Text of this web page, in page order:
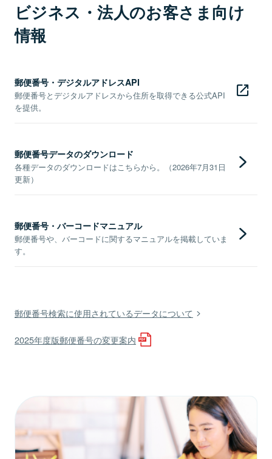
ビジネス・法人のお客さま向け
情報
郵便番号・デジタルアドレスAPI
郵便番号とデジタルアドレスから住所を取得できる公式API
を提供。
郵便番号データのダウンロード
各種データのダウンロードはこちらから。（2026年7月31日
更新）
郵便番号・バーコードマニュアル
郵便番号や、バーコードに関するマニュアルを掲載していま
す。
郵便番号検索に使用されているデータについて
2025年度版郵便番号の変更案内